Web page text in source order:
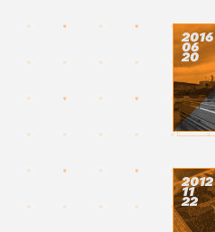
2016
06
20
2012
11
22